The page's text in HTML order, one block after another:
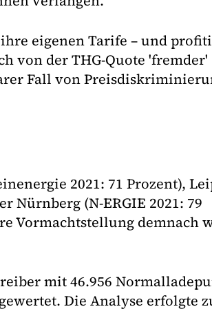
eigenen Tarife – und
von der THG-Quote 'fremder'
Fall von
2021: 71 Prozent),
Nürnberg (N-ERGIE 2021: 79
Vormachtstellung demnach
mit 46.956
Die Analyse erfolgte